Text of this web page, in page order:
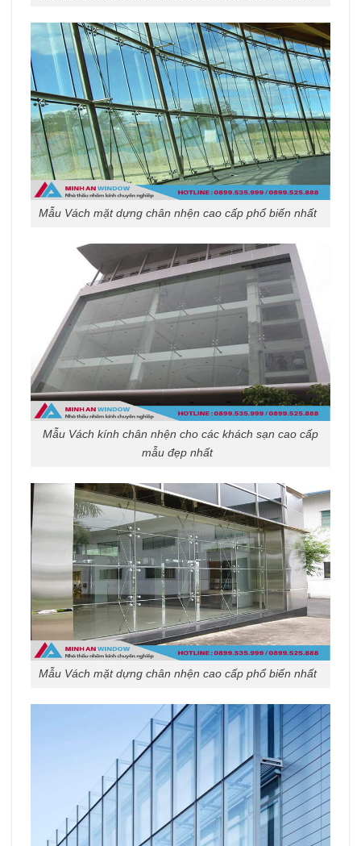
Mẫu Vách mặt dựng chân nhện cao cấp phổ biến nhất
Mẫu Vách kính chân nhện cho các khách sạn cao cấp
mẫu đẹp nhất
Mẫu Vách mặt dựng chân nhện cao cấp phổ biến nhất